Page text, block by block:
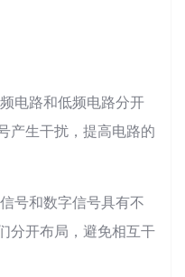
电路和低频电路分开
产生干扰，提高电路的
号和数字信号具有不
分开布局，避免相互干